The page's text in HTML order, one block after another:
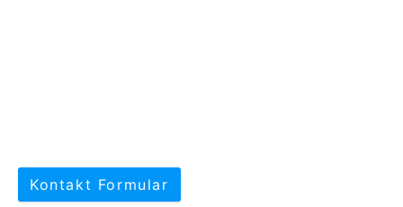
Kontakt Formular